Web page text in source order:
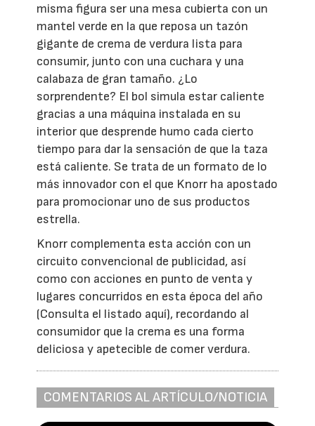
misma figura ser una mesa cubierta con un
mantel verde en la que reposa un tazón
gigante de crema de verdura lista para
consumir, junto con una cuchara y una
calabaza de gran tamaño. ¿Lo
sorprendente? El bol simula estar caliente
gracias a una máquina instalada en su
interior que desprende humo cada cierto
tiempo para dar la sensación de que la taza
está caliente. Se trata de un formato de lo
más innovador con el que Knorr ha apostado
para promocionar uno de sus productos
estrella.
Knorr complementa esta acción con un
circuito convencional de publicidad, así
como con acciones en punto de venta y
lugares concurridos en esta época del año
(Consulta el listado aquí), recordando al
consumidor que la crema es una forma
deliciosa y apetecible de comer verdura.
COMENTARIOS AL ARTÍCULO/NOTICIA